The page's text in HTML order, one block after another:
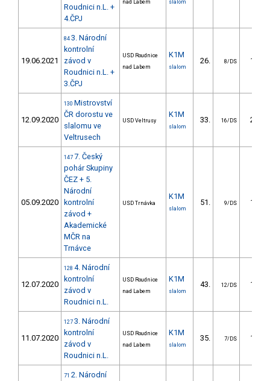
Roudnici n.L. +
4.ČPJ
nad Labem slalom
19.06.2021
84 3. Národní
kontrolní
závod v
Roudnici n.L. +
3.ČPJ
USD Roudnice
nad Labem
K1M
slalom
26. 8/DS 11.29
12.09.2020
130 Mistrovství
ČR dorostu ve
slalomu ve
Veltrusech
USD Veltrusy
K1M
slalom
33. 16/DS 25.95
05.09.2020
147 7. Český
pohár Skupiny
ČEZ + 5.
Národní
kontrolní
závod +
Akademické
MČR na
Trnávce
USD Trnávka
K1M
slalom
51. 9/DS 16.77
12.07.2020
128 4. Národní
kontrolní
závod v
Roudnici n.L.
USD Roudnice
nad Labem
K1M
slalom
43. 12/DS 15.67
11.07.2020
127 3. Národní
kontrolní
závod v
Roudnici n.L.
USD Roudnice
nad Labem
K1M
slalom
35. 7/DS 16.81
71 2. Národní